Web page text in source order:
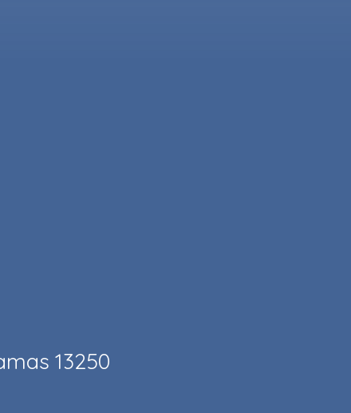
13250